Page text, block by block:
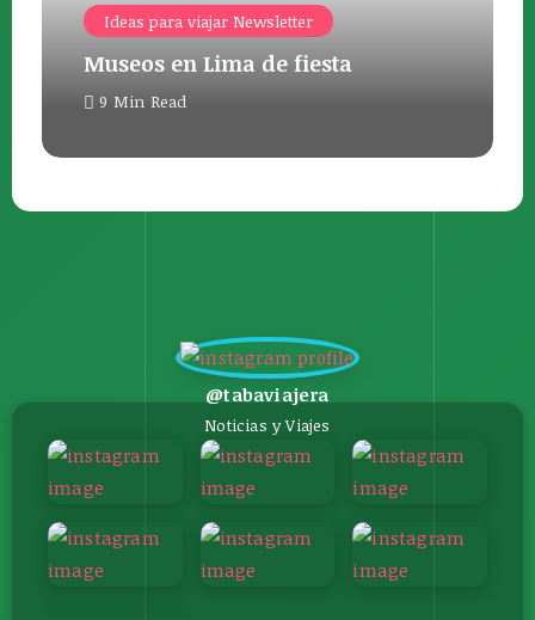
Ideas para viajar Newsletter
Museos en Lima de fiesta
9 Min Read
@tabaviajera
Noticias y Viajes